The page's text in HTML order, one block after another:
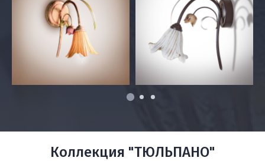
1 2 3
Коллекция "ТЮЛЬПАНО"